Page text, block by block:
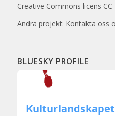
Creative Commons licens CC
Andra projekt: Kontakta oss
BLUESKY PROFILE
Kulturlandskapet